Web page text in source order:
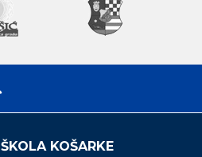
ŠKOLA KOŠARKE